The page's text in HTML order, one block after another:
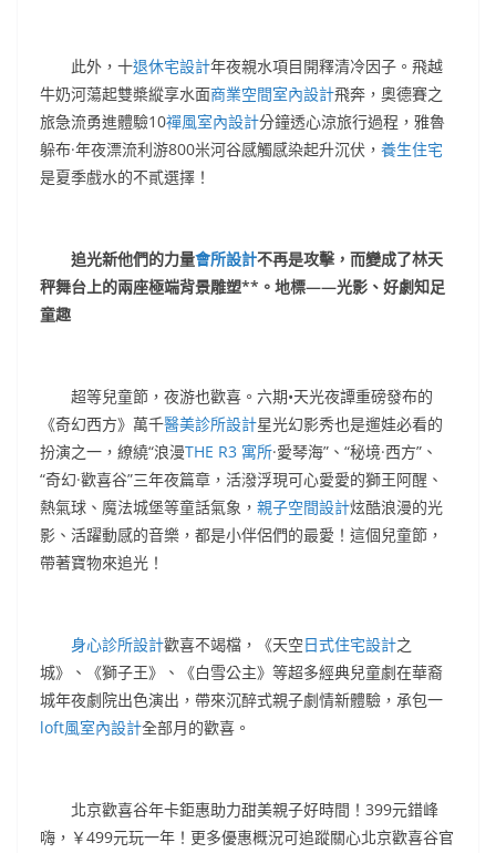
此外，十退休宅設計年夜親水項目開釋清冷因子。飛越
牛奶河蕩起雙槳縱享水面商業空間室內設計飛奔，奧德賽之
旅急流勇進體驗10禪風室內設計分鐘透心涼旅行過程，雅魯
躲布·年夜漂流利游800米河谷感觸感染起升沉伏， 養生住宅
是夏季戲水的不貳選擇！
追光新他們的力量會所設計不再是攻擊，而變成了林天
秤舞台上的兩座極端背景雕塑**。地標——光影、好劇知足
童趣
超等兒童節，夜游也歡喜。六期•天光夜譚重磅發布的
《奇幻西方》萬千醫美診所設計星光幻影秀也是遛娃必看的
扮演之一，繚繞“浪漫THE R3 寓所·愛琴海”、“秘境·西方”、
“奇幻·歡喜谷”三年夜篇章，活潑浮現可心愛愛的獅王阿醒、
熱氣球、魔法城堡等童話氣象， 親子空間設計炫酷浪漫的光
影、活躍動感的音樂，都是小伴侶們的最愛！這個兒童節，
帶著寶物來追光！
身心診所設計歡喜不竭檔，《天空日式住宅設計之
城》、《獅子王》、《白雪公主》等超多經典兒童劇在華裔
城年夜劇院出色演出，帶來沉醉式親子劇情新體驗，承包一
loft風室內設計全部月的歡喜。
北京歡喜谷年卡鉅惠助力甜美親子好時間！399元錯峰
嗨，￥499元玩一年！更多優惠概況可追蹤關心北京歡喜谷官